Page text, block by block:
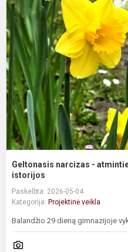
Geltonasis narcizas -
istorijos
Paskelbta: 2026-05-04
Kategorija: Projektinė veikla
Balandžio 29 dieną gimnazijoje